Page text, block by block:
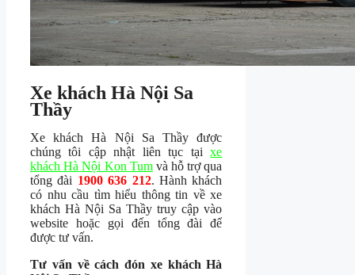
Xe khách Hà Nội Sa
Thầy
Xe khách Hà Nội Sa Thầy được
chúng tôi cập nhật liên tục tạixe
khách Hà Nội Kon Tumvà hỗ trợ qua
tổng đài 1900 636 212. Hành khách
có nhu cầu tìm hiểu thông tin về xe
khách Hà Nội Sa Thầy truy cập vào
website hoặc gọi đến tổng đài để
được tư vấn.
Tư vấn về cách đón xe khách Hà